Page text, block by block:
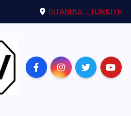
İSTANBUL - TÜRKİYE